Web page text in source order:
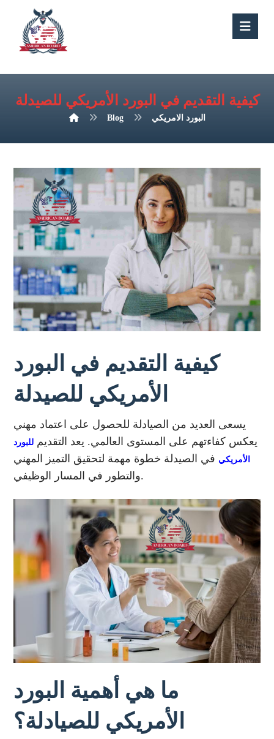
كيفية التقديم في البورد الأمريكي للصيدلة
Blog البورد الامريكي
كيفية التقديم في البورد
الأمريكي للصيدلة
يسعى العديد من الصيادلة للحصول على اعتماد مهني
يعكس كفاءتهم على المستوى العالمي. يعد التقديم للبورد
الأمريكي في الصيدلة خطوة مهمة لتحقيق التميز المهني
والتطور في المسار الوظيفي.
ما هي أهمية البورد
الأمريكي للصيادلة؟